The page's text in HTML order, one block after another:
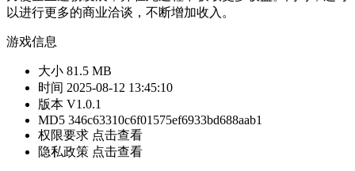
以进行更多的商业洽谈，不断增加收入。
游戏信息
大小 81.5 MB
时间 2025-08-12 13:45:10
版本 V1.0.1
MD5 346c63310c6f01575ef6933bd688aab1
权限要求 点击查看
隐私政策 点击查看